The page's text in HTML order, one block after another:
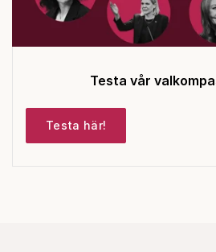
Testa vår
Testa här!